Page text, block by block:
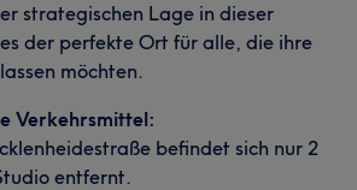
strategischen Lage in dieser
der perfekte Ort für alle, die ihre
möchten.
Verkehrsmittel:
befindet sich nur 2
entfernt.